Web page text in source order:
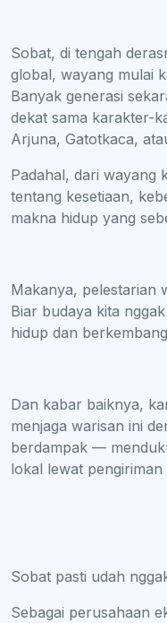
Sobat, di tengah
global, wayang mulai
Banyak generasi
dekat sama karakter-
Arjuna, Gatotkaca,
Padahal, dari wayang
tentang kesetiaan,
makna hidup yang
Makanya, pelestarian
Biar budaya kita
hidup dan
Dan kabar baiknya,
menjaga warisan ini
berdampak —
lokal lewat
Sobat pasti udah
Sebagai perusahaan